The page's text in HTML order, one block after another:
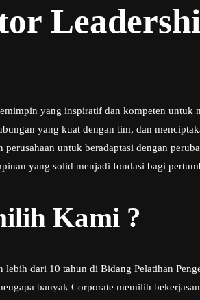
yang inspiratif dan kompeten untuk
yang kuat dengan tim, dan
untuk beradaptasi dengan
yang solid menjadi fondasi bagi
Kami ?
dari 10 tahun di Bidang Pelatihan
banyak Corporate memilih